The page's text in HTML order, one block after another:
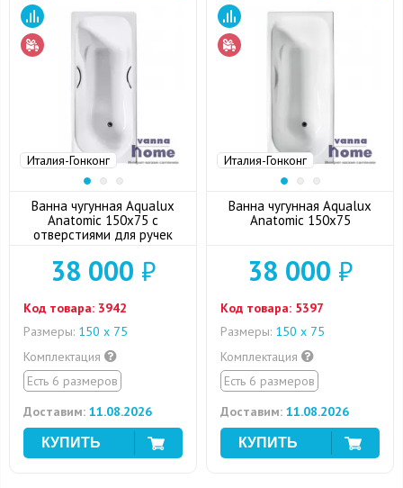
Италия-Гонконг
Ванна чугунная Aqualux
Anatomic 150x75 с
отверстиями для ручек
38 000 ₽
Код товара: 3942
Размеры: 150 х 75
Комплектация
Есть 6 размеров
Доставим: 11.08.2026
Италия-Гонконг
Ванна чугунная Aqualux
Anatomic 150x75
38 000 ₽
Код товара: 5397
Размеры: 150 х 75
Комплектация
Есть 6 размеров
Доставим: 11.08.2026